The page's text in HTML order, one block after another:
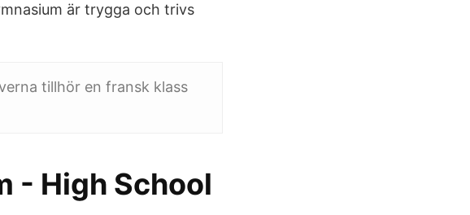
är trygga och trivs
tillhör en fransk klass
- High School